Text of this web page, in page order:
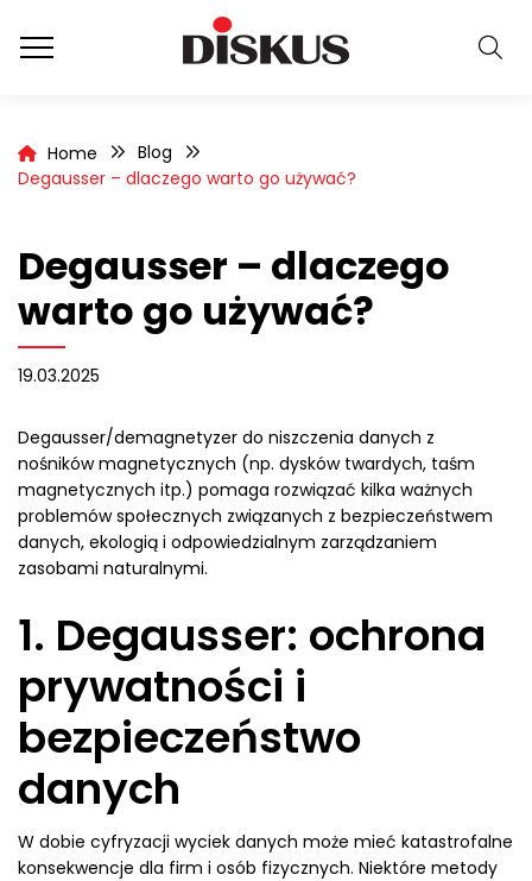
Home
Blog
Degausser – dlaczego warto go używać?
Degausser – dlaczego
warto go używać?
19.03.2025
Degausser/demagnetyzer do niszczenia danych z
nośników magnetycznych (np. dysków twardych, taśm
magnetycznych itp.) pomaga rozwiązać kilka ważnych
problemów społecznych związanych z bezpieczeństwem
danych, ekologią i odpowiedzialnym zarządzaniem
zasobami naturalnymi.
1. Degausser: ochrona
prywatności i
bezpieczeństwo
danych
W dobie cyfryzacji wyciek danych może mieć katastrofalne
konsekwencje dla firm i osób fizycznych. Niektóre metody